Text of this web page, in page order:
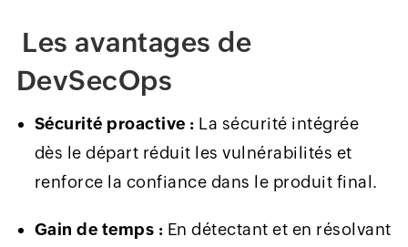
Les avantages de
DevSecOps
Sécurité proactive : La sécurité intégrée
dès le départ réduit les vulnérabilités et
renforce la confiance dans le produit final.
Gain de temps : En détectant et en résolvant